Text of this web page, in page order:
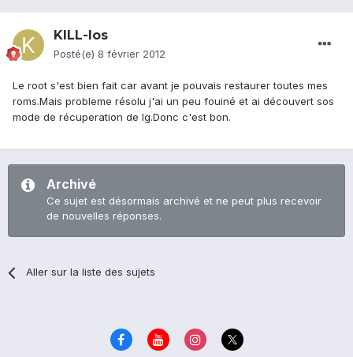
KILL-Ios
Posté(e) 8 février 2012
Le root s'est bien fait car avant je pouvais restaurer toutes mes
roms.Mais probleme résolu j'ai un peu fouiné et ai découvert sos
mode de récuperation de lg.Donc c'est bon.
Archivé
Ce sujet est désormais archivé et ne peut plus recevoir
de nouvelles réponses.
Aller sur la liste des sujets